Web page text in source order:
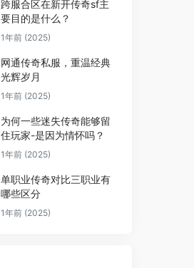
跨服合区在新开传奇sf主
要目的是什么？
1年前 (2025)
网通传奇私服，重温经典
光辉岁月
1年前 (2025)
为何一些迷失传奇能够留
住玩家-是因为情怀吗？
1年前 (2025)
单职业传奇对比三职业有
哪些区分
1年前 (2025)